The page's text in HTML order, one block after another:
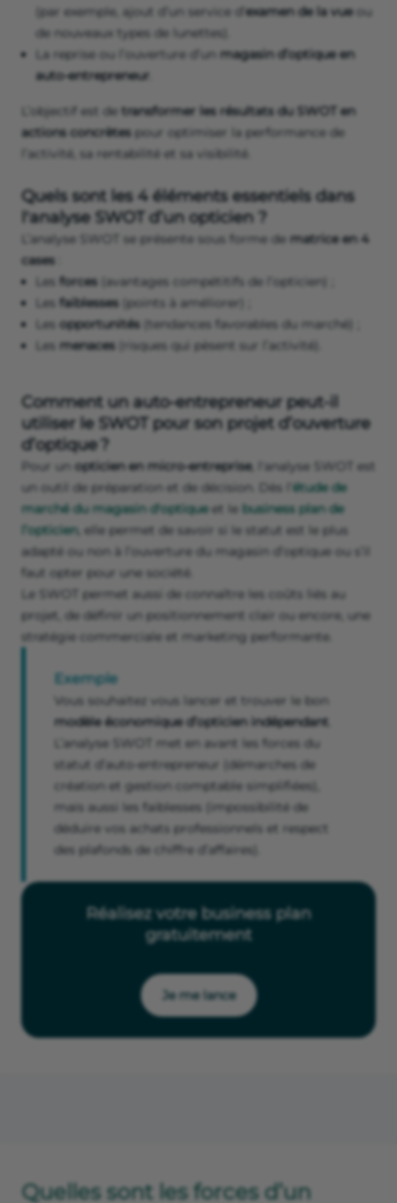
(par exemple, ajout d’un service d’ examen de la vue ou
de nouveaux types de lunettes).
La reprise ou l’ouverture d’un magasin d’optique en
auto‑entrepreneur
L’objectif est de transformer les résultats du SWOT en
actions concrètes pour optimiser la performance de
l’activité, sa rentabilité et sa visibilité.
Quels sont les 4 éléments essentiels dans
l'analyse SWOT d’un opticien ?
L’analyse SWOT se présente sous forme de matrice en 4
cases
Les forces (avantages compétitifs de l’opticien) ;
Les faiblesses (points à améliorer) ;
Les opportunités (tendances favorables du marché) ;
Les menaces (risques qui pèsent sur l’activité).
Comment un auto‑entrepreneur peut‑il
utiliser le SWOT pour son projet d’ouverture
d’optique ?
Pour un opticien en micro-entreprise, l'analyse SWOT est
un outil de préparation et de décision. Dès l’ étude de
marché du magasin d'optiqueet le business plan de
l’opticien, elle permet de savoir si le statut est le plus
adapté ou non à l’ouverture du magasin d’optique ou s’il
faut opter pour une société.
Le SWOT permet aussi de connaître les coûts liés au
projet, de définir un positionnement clair ou encore, une
stratégie commerciale et marketing performante.
Exemple
Vous souhaitez vous lancer et trouver le bon
modèle économique d’opticien indépendant
L’analyse SWOT met en avant les forces du
statut d’auto-entrepreneur (démarches de
création et gestion comptable simplifiées),
mais aussi les faiblesses (impossibilité de
déduire vos achats professionnels et respect
des plafonds de chiffre d’affaires).
Réalisez votre business plan
gratuitement
Je me lance
Quelles sont les forces d’un